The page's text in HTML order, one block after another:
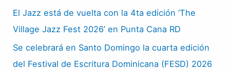
El Jazz está de vuelta con la 4ta edición ‘The
Village Jazz Fest 2026’ en Punta Cana RD
Se celebrará en Santo Domingo la cuarta edición
del Festival de Escritura Dominicana (FESD) 2026